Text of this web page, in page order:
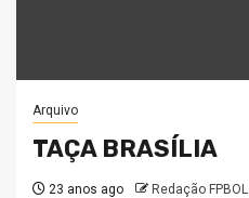
Arquivo
TAÇA BRASÍLIA
23 anos ago Redação FPBOL